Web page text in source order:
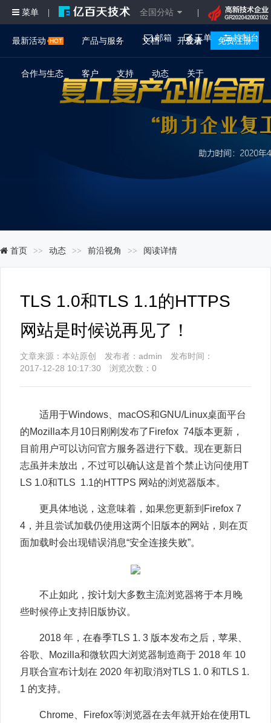
最新活动 产品与服务 文档 开发者
合作与生态 客户 支持 动态 关于
登录 免费注册
菜单 全国分站
邮箱 工单 控制台
首页 动态 前沿视角 阅读详情
TLS 1.0和TLS 1.1的HTTPS
网站是时候说再见了！
文章来源：本站原创 发布者：admin 发布时间：
2017-12-28 10:17:30 浏览次数： 0
适用于Windows、macOS和GNU/Linux桌面平台
的Mozilla本月10日刚刚发布了Firefox 74版本更新，
目前用户可以访问官方服务器进行下载。现在更新日
志虽并未放出，不过可以确认这是首个禁止访问使用T
LS 1.0和TLS 1.1的HTTPS 网站的浏览器版本。
更具体地说，这意味着，如果您更新到Firefox 7
4，并且尝试加载仍使用这两个旧版本的网站，则在页
面加载时会出现错误消息“安全连接失败”。
不止如此，按计划大多数主流浏览器将于本月晚
些时候停止支持旧版协议。
2018 年，在春季TLS 1. 3 版本发布之后，苹果、
谷歌、Mozilla和微软四大浏览器制造商于 2018 年 10
月联合宣布计划在 2020 年初取消对TLS 1. 0 和TLS 1.
1 的支持。
Chrome、Firefox等浏览器在去年就开始在使用TL